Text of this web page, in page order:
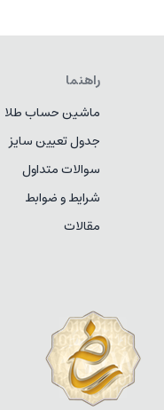
راهنما
ماشین حساب طلا
جدول تعیین سایز
سوالات متداول
شرایط و ضوابط
مقالات